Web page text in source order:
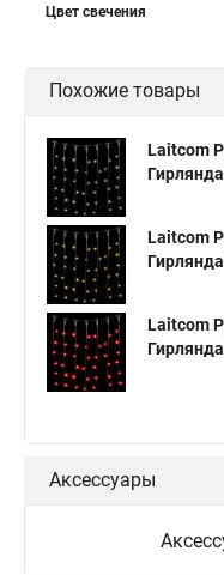
Цвет свечения
Похожие товары
Laitcom
Laitcom
Laitcom
Аксессуары